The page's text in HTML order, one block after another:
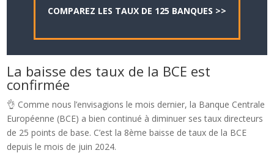
COMPAREZ LES TAUX DE 125 BANQUES >>
La baisse des taux de la BCE est
confirmée
👌 Comme nous l’envisagions le mois dernier, la Banque Centrale
Européenne (BCE) a bien continué à diminuer ses taux directeurs
de 25 points de base. C’est la 8ème baisse de taux de la BCE
depuis le mois de juin 2024.